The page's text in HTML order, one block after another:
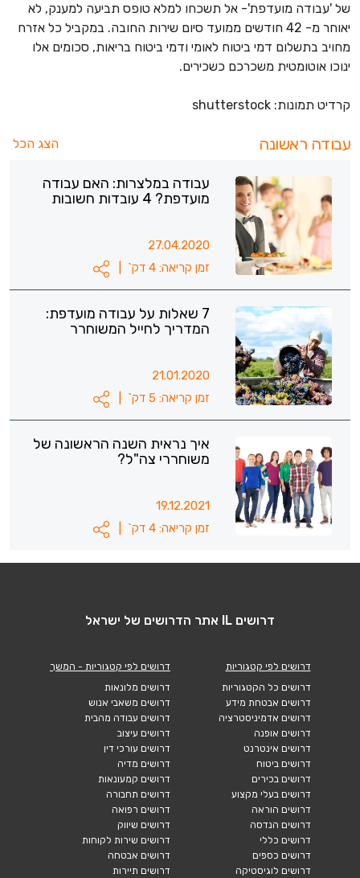
של 'עבודה מועדפת'- אל תשכחו למלא טופס תביעה למענק, לא
יאוחר מ- 42 חודשים ממועד סיום שירות החובה. במקביל כל אזרח
מחויב בתשלום דמי ביטוח לאומי ודמי ביטוח בריאות, סכומים אלו
ינוכו אוטומטית משכרכם כשכירים.
קרדיט תמונות: shutterstock
עבודה ראשונה הצג הכל
עבודה במלצרות: האם עבודה
מועדפת? 4 עובדות חשובות
27.04.2020
זמן קריאה: 4 דק`
7 שאלות על עבודה מועדפת:
המדריך לחייל המשוחרר
21.01.2020
זמן קריאה: 5 דק`
איך נראית השנה הראשונה של
משוחררי צה"ל?
19.12.2021
זמן קריאה: 4 דק`
דרושים IL אתר הדרושים של ישראל
דרושים לפי קטגוריות
דרושים כל הקטגוריות
דרושים אבטחת מידע
דרושים אדמיניסטרציה
דרושים אופנה
דרושים אינטרנט
דרושים ביטוח
דרושים בכירים
דרושים בעלי מקצוע
דרושים הוראה
דרושים הנדסה
דרושים כללי
דרושים כספים
דרושים לוגיסטיקה
דרושים לפי קטגוריות - המשך
דרושים מלונאות
דרושים משאבי אנוש
דרושים עבודה מהבית
דרושים עיצוב
דרושים עורכי דין
דרושים מדיה
דרושים קמעונאות
דרושים תחבורה
דרושים רפואה
דרושים שיווק
דרושים שירות לקוחות
דרושים אבטחה
דרושים תיירות